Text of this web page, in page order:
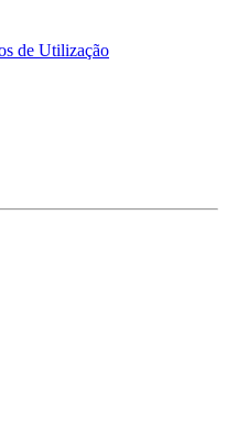
de Utilização